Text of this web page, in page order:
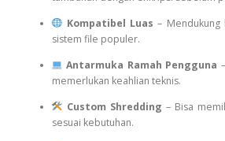
Kompatibel Luas –
sistem file populer.
Antarmuka Ramah Pengguna
memerlukan keahlian teknis.
Custom Shredding – Bisa
sesuai kebutuhan.